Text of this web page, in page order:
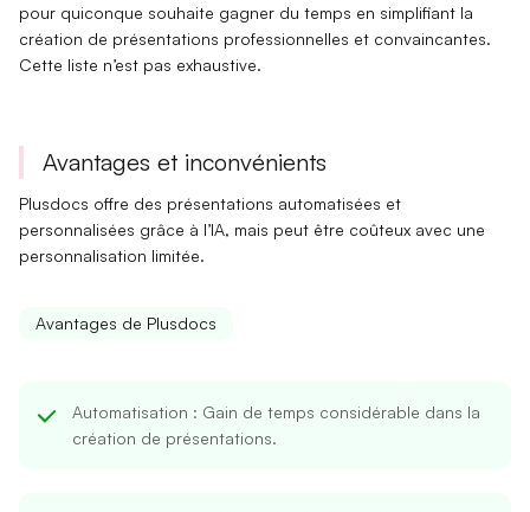
pour quiconque souhaite gagner du temps en simplifiant la
création de présentations professionnelles et convaincantes.
Cette liste n’est pas exhaustive.
Avantages et inconvénients
Plusdocs offre des présentations automatisées et
personnalisées grâce à l’IA, mais peut être coûteux avec une
personnalisation limitée.
Avantages de Plusdocs
Automatisation : Gain de temps considérable dans la
création de présentations.